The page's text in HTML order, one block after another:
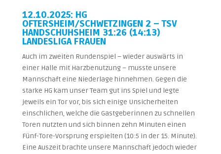
12.10.2025: HG
OFTERSHEIM/SCHWETZINGEN 2 – TSV
HANDSCHUHSHEIM 31:26 (14:13)
LANDESLIGA FRAUEN
Auch im zweiten Rundenspiel – wieder auswärts in
einer Halle mit Harzbenutzung – musste unsere
Mannschaft eine Niederlage hinnehmen. Gegen die
starke HG kam unser Team gut ins Spiel und legte
jeweils ein Tor vor, bis sich einige Unsicherheiten
einschlichen, welche die Gastgeberinnen zu schnellen
Toren nutzten und sich binnen zehn Minuten einen
Fünf-Tore-Vorsprung erspielten (10:5 in der 15. Minute).
Eine Auszeit brachte unsere Mannschaft jedoch wieder